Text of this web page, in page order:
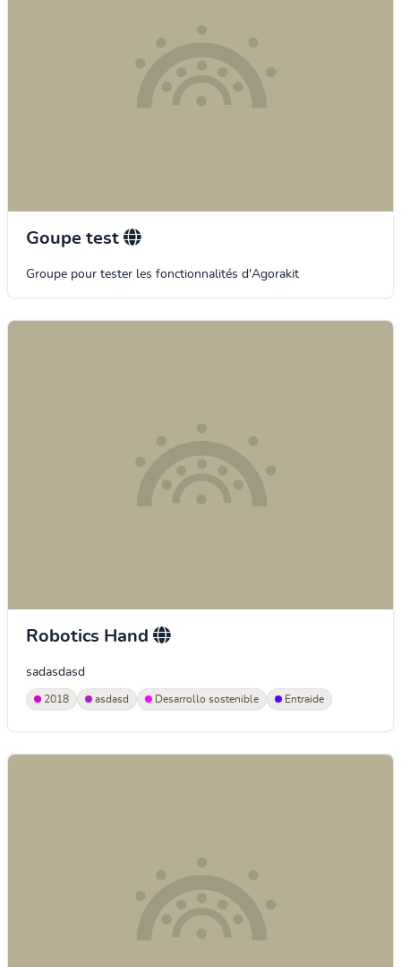
Goupe test
Groupe pour tester les fonctionnalités d'Agorakit
Robotics Hand
sadasdasd
2018 asdasd Desarrollo sostenible Entraide